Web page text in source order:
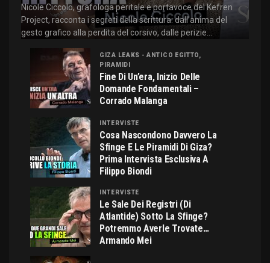
Nicole Ciccolo, grafologa peritale e portavoce del Kefren
Project, racconta i segreti della scrittura: dall'anima del
gesto grafico alla perdita del corsivo, dalle perizie...
GIZA LEAKS - ANTICO EGITTO,
PIRAMIDI
Fine Di Un’era, Inizio Delle
Domande Fondamentali –
Corrado Malanga
INTERVISTE
Cosa Nascondono Davvero La
Sfinge E Le Piramidi Di Giza?
Prima Intervista Esclusiva A
Filippo Biondi
INTERVISTE
Le Sale Dei Registri (di
Atlantide) Sotto La Sfinge?
Potremmo Averle Trovate…
Armando Mei